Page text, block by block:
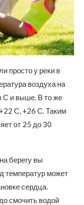
просто у реки в
воздуха на
С и выше. В то же
С, +26 С. Таким
от 25 до 30
берегу вы
температур может
сердца.
смочить водой